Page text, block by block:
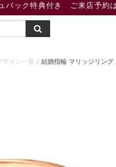
バック特典付き ご来店予約
イン一覧 結婚指輪 マリッジリン